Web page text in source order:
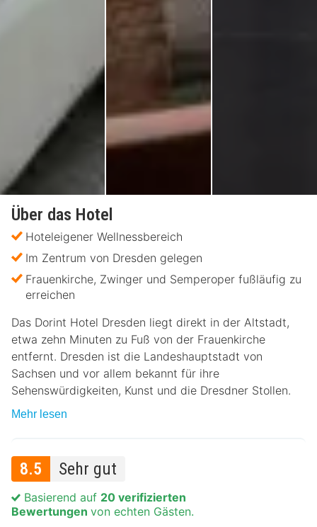
Über das Hotel
Hoteleigener Wellnessbereich
Im Zentrum von Dresden gelegen
Frauenkirche, Zwinger und Semperoper fußläufig zu
erreichen
Das Dorint Hotel Dresden liegt direkt in der Altstadt,
etwa zehn Minuten zu Fuß von der Frauenkirche
entfernt. Dresden ist die Landeshauptstadt von
Sachsen und vor allem bekannt für ihre
Sehenswürdigkeiten, Kunst und die Dresdner Stollen.
Mehr lesen
8.5 Sehr gut
Basierend auf 20 verifizierten
Bewertungen von echten Gästen.